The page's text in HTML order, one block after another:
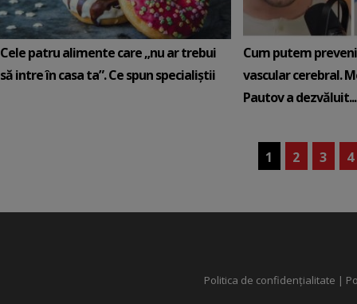
Cele patru alimente care „nu ar trebui
să intre în casa ta”. Ce spun specialiștii
Cum putem
vascular cerebral.
Pautov a dezvăluit...
1 2 3 4
Politica de confidențialitate |